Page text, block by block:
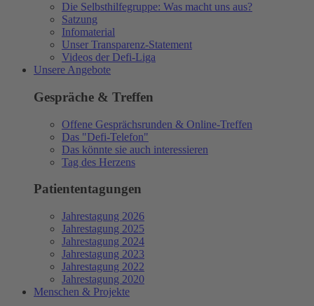
Die Selbsthilfegruppe: Was macht uns aus?
Satzung
Infomaterial
Unser Transparenz-Statement
Videos der Defi-Liga
Unsere Angebote
Gespräche & Treffen
Offene Gesprächsrunden & Online-Treffen
Das "Defi-Telefon"
Das könnte sie auch interessieren
Tag des Herzens
Patiententagungen
Jahrestagung 2026
Jahrestagung 2025
Jahrestagung 2024
Jahrestagung 2023
Jahrestagung 2022
Jahrestagung 2020
Menschen & Projekte